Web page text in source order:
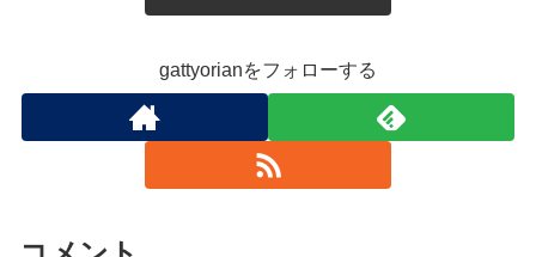
gattyorianをフォローする